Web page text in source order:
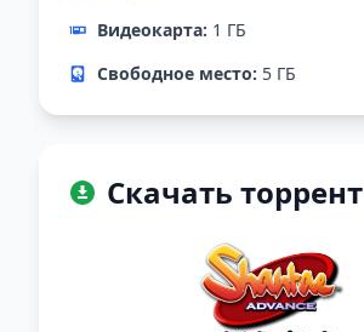
Видеокарта: 1 ГБ
Свободное место: 5 ГБ
Скачать торрент